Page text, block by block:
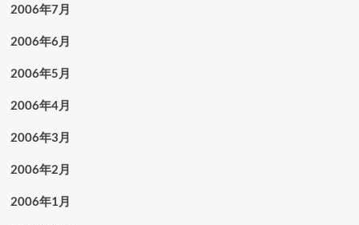
2006年7月
2006年6月
2006年5月
2006年4月
2006年3月
2006年2月
2006年1月